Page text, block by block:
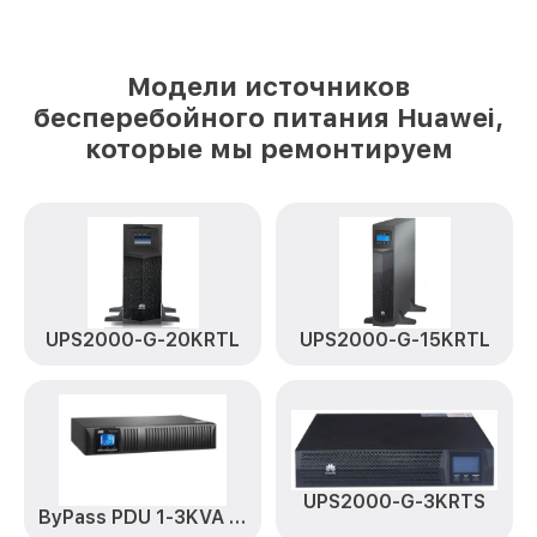
Модели источников
бесперебойного питания Huawei,
которые мы ремонтируем
UPS2000-G-20KRTL UPS2000-G-15KRTL
ByPass PDU 1-3KVA 16A UPSMBSPDU
UPS2000-G-3KRTS